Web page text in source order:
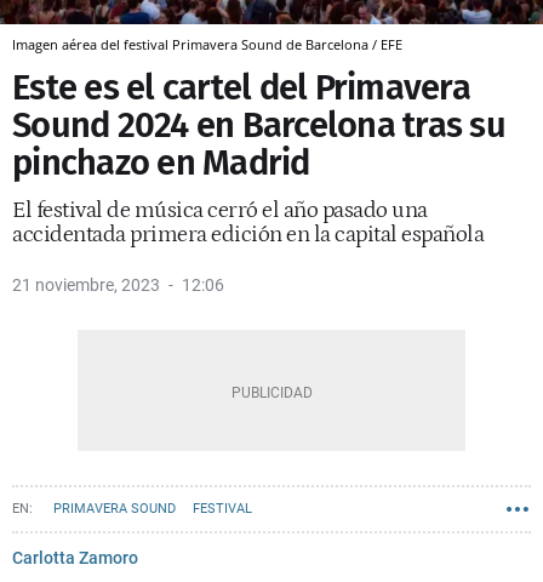
Imagen aérea del festival Primavera Sound de Barcelona / EFE
Este es el cartel del Primavera
Sound 2024 en Barcelona tras su
pinchazo en Madrid
El festival de música cerró el año pasado una
accidentada primera edición en la capital española
21 noviembre, 2023 12:06
PRIMAVERA SOUND FESTIVAL
Carlotta Zamoro